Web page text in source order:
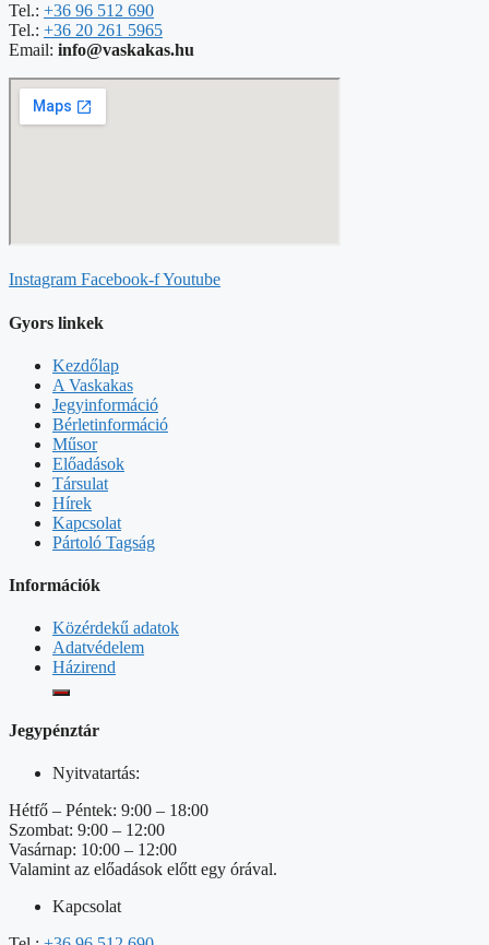
Tel.: +36 96 512 690
Tel.: +36 20 261 5965
Email: info@vaskakas.hu
Instagram Facebook-fYoutube
Gyors linkek
Kezdőlap
A Vaskakas
Jegyinformáció
Bérletinformáció
Műsor
Előadások
Társulat
Hírek
Kapcsolat
Pártoló Tagság
Információk
Közérdekű adatok
Adatvédelem
Házirend
Jegypénztár
Nyitvatartás:
Hétfő – Péntek: 9:00 – 18:00
Szombat: 9:00 – 12:00
Vasárnap: 10:00 – 12:00
Valamint az előadások előtt egy órával.
Kapcsolat